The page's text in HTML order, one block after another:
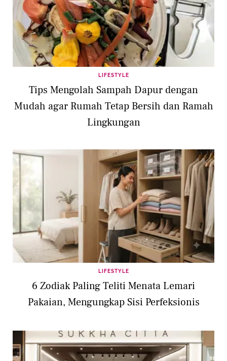
LIFESTYLE
Tips Mengolah Sampah Dapur dengan
Mudah agar Rumah Tetap Bersih dan Ramah
Lingkungan
LIFESTYLE
6 Zodiak Paling Teliti Menata Lemari
Pakaian, Mengungkap Sisi Perfeksionis